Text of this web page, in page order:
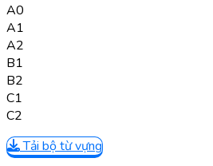
A0
A1
A2
B1
B2
C1
C2
Tải bộ từ vựng